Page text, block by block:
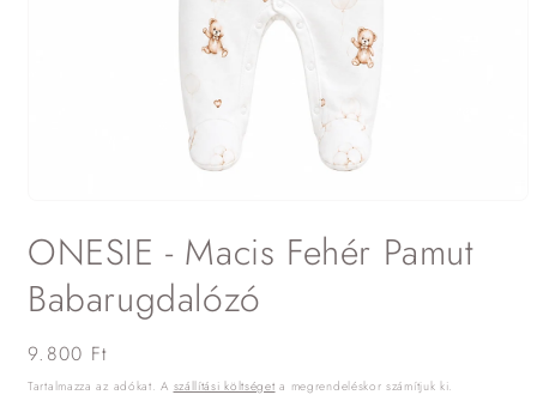
megnyitása
a
modális
párbeszédpanelen
ONESIE - Macis Fehér Pamut
Babarugdalózó
Normál
ár
9.800 Ft
Tartalmazza az adókat. A szállítási költséget a megrendeléskor számítjuk ki.